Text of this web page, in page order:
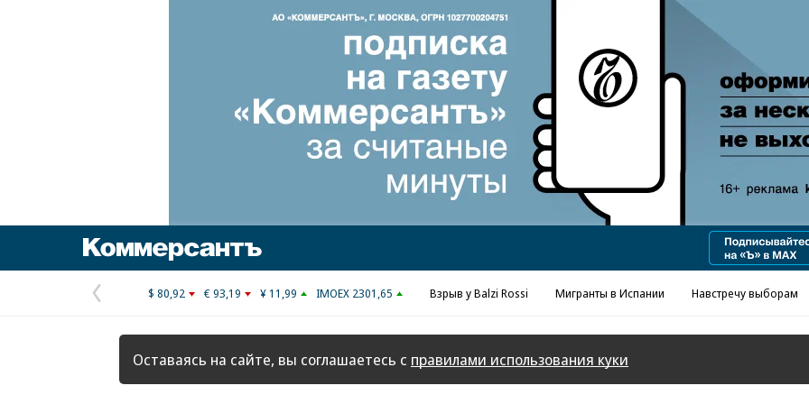
Реклама в «Ъ» www.kommersant.ru/ad
Предыдущая
страница
$ 80,92 € 93,19 ¥ 11,99 IMOEX 2301,65 Взрыв у Balzi Rossi Мигранты в Испании Навстречу выборам
Оставаясь на сайте, вы соглашаетесь с правилами использования куки